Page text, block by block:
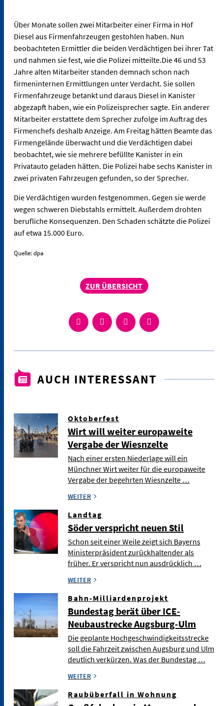
Über Monate sollen zwei Mitarbeiter einer Firma in Hof
Diesel aus Firmenfahrzeugen gestohlen haben. Nun
beobachteten Ermittler die beiden Verdächtigen bei ihrer Tat
und nahmen sie fest, wie die Polizei mitteilte.Die 46 und 53
Jahre alten Mitarbeiter standen demnach schon nach
firmeninternen Ermittlungen unter Verdacht. Sie sollen
Firmenfahrzeuge betankt und daraus Diesel in Kanister
abgezapft haben, wie ein Polizeisprecher sagte. Ein anderer
Mitarbeiter erstattete dem Sprecher zufolge im Auftrag des
Firmenchefs deshalb Anzeige. Am Freitag hätten Beamte das
Firmengelände überwacht und die Verdächtigen dabei
beobachtet, wie sie mehrere befüllte Kanister in ein
Privatauto geladen hätten. Die Polizei habe sechs Kanister in
zwei privaten Fahrzeugen gefunden, so der Sprecher.
Die Verdächtigen wurden festgenommen. Gegen sie werde
wegen schweren Diebstahls ermittelt. Außerdem drohten
berufliche Konsequenzen. Den Schaden schätzte die Polizei
auf etwa 15.000 Euro.
Quelle: dpa
ZUR ÜBERSICHT
AUCH INTERESSANT
Oktoberfest
Wirt will weiter europaweite
Vergabe der Wiesnzelte
Nach einer ersten Niederlage will ein
Münchner Wirt weiter für die europaweite
Vergabe der begehrten Wiesnzelte …
WEITER
Landtag
Söder verspricht neuen Stil
Schon seit einer Weile zeigt sich Bayerns
Ministerpräsident zurückhaltender als
früher. Er verspricht nun ausdrücklich …
WEITER
Bahn-Milliardenprojekt
Bundestag berät über ICE-
Neubaustrecke Augsburg-Ulm
Die geplante Hochgeschwindigkeitsstrecke
soll die Fahrzeit zwischen Augsburg und Ulm
deutlich verkürzen. Was der Bundestag …
WEITER
Raubüberfall in Wohnung